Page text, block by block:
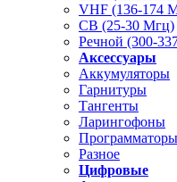
VHF (136-174
CB (25-30 Мгц)
Речной (300-
Аксессуары
Аккумуляторы
Гарнитуры
Тангенты
Ларингофоны
Программаторы
Разное
Цифровые